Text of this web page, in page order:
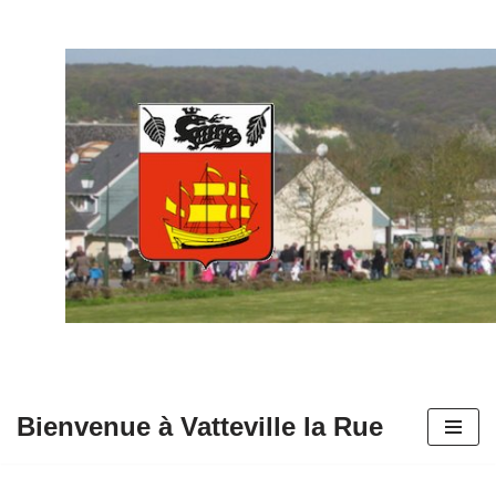
contenu
Bienvenue à Vatteville la Rue